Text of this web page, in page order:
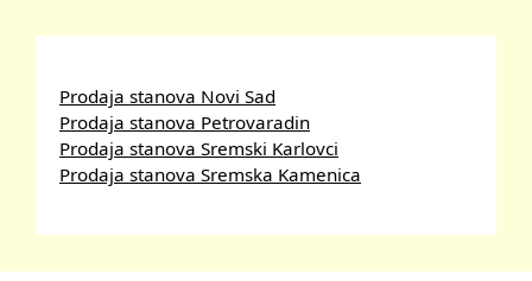
Prodaja stanova Novi Sad
Prodaja stanova Petrovaradin
Prodaja stanova Sremski Karlovci
Prodaja stanova Sremska Kamenica